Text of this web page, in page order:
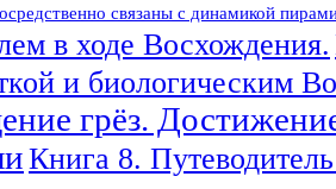
связаны с динамикой
в ходе Восхождения.
и биологическим
грёз.
Книга 8.